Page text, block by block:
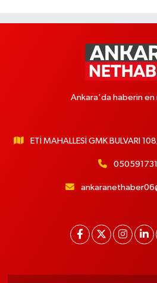
Ankara'da haberin en
ETİ MAHALLESİ GMK BULVARI